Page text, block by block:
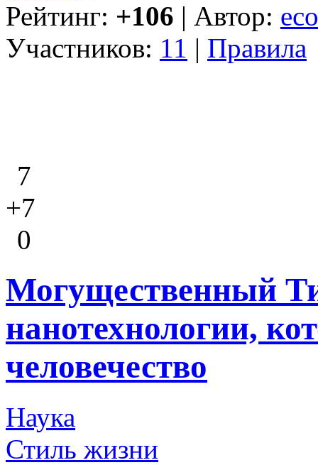
Рейтинг: +106 | Автор:
Участников: 11 | Правила
7
+7
0
Могущественный
нанотехнологии,
человечество
Наука
Стиль жизни